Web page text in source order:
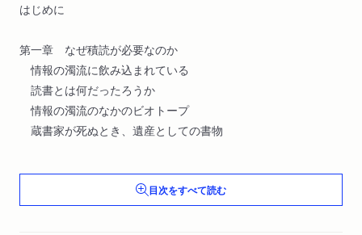
はじめに
第一章 なぜ積読が必要なのか
情報の濁流に飲み込まれている
読書とは何だったろうか
情報の濁流のなかのビオトープ
蔵書家が死ぬとき、遺産としての書物
第二章 積読こそが読書である
完読という叶わない夢
深く読み込むことと浅く読むこと
目次をすべて読む